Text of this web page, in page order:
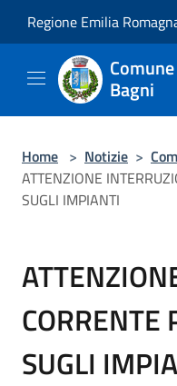
Regione Emilia
Bagni
Home > Notizie >
ATTENZIONE
SUGLI IMPIANTI
CORRENTE
SUGLI